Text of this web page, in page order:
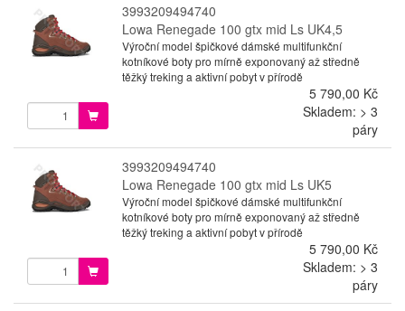
3993209494740
Lowa Renegade 100 gtx mid Ls UK4,5
Výroční model špičkové dámské multifunkční
kotníkové boty pro mírně exponovaný až středně
těžký treking a aktivní pobyt v přírodě
5 790,00 Kč
Skladem: > 3
páry
3993209494740
Lowa Renegade 100 gtx mid Ls UK5
Výroční model špičkové dámské multifunkční
kotníkové boty pro mírně exponovaný až středně
těžký treking a aktivní pobyt v přírodě
5 790,00 Kč
Skladem: > 3
páry